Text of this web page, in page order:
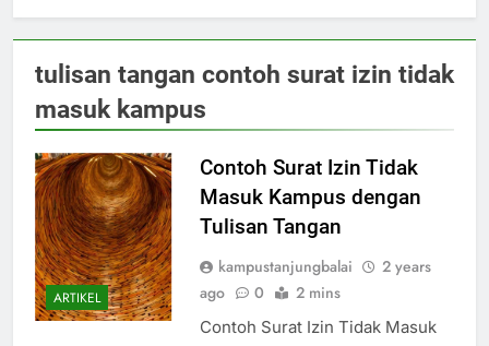
tulisan tangan contoh surat izin tidak
masuk kampus
ARTIKEL
Contoh Surat Izin Tidak
Masuk Kampus dengan
Tulisan Tangan
kampustanjungbalai
2 years
ago
0 2 mins
Contoh Surat Izin Tidak Masuk